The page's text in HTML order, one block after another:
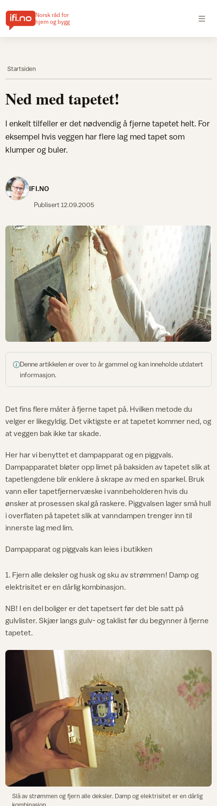
Norsk råd for
hjem og bygg
Startsiden
Ned med tapetet!
I enkelt tilfeller er det nødvendig å fjerne tapetet helt. For
eksempel hvis veggen har flere lag med tapet som
klumper og buler.
IFI.NO
Publisert12.09.2005
Denne artikkelen er over to år gammel og kan inneholde utdatert
informasjon.
Det fins flere måter å fjerne tapet på. Hvilken metode du
velger er likegyldig. Det viktigste er at tapetet kommer ned, og
at veggen bak ikke tar skade.
Her har vi benyttet et dampapparat og en piggvals.
Dampapparatet bløter opp limet på baksiden av tapetet slik at
tapetlengdene blir enklere å skrape av med en sparkel. Bruk
vann eller tapetfjernervæske i vannbeholderen hvis du
ønsker at prosessen skal gå raskere. Piggvalsen lager små hull
i overflaten på tapetet slik at vanndampen trenger inn til
innerste lag med lim.
Dampapparat og piggvals kan leies i butikken
1. Fjern alle deksler og husk og sku av strømmen! Damp og
elektrisitet er en dårlig kombinasjon.
NB! I en del boliger er det tapetsert før det ble satt på
gulvlister. Skjær langs gulv- og taklist før du begynner å fjerne
tapetet.
Slå av strømmen og fjern alle deksler. Damp og elektrisitet er en dårlig